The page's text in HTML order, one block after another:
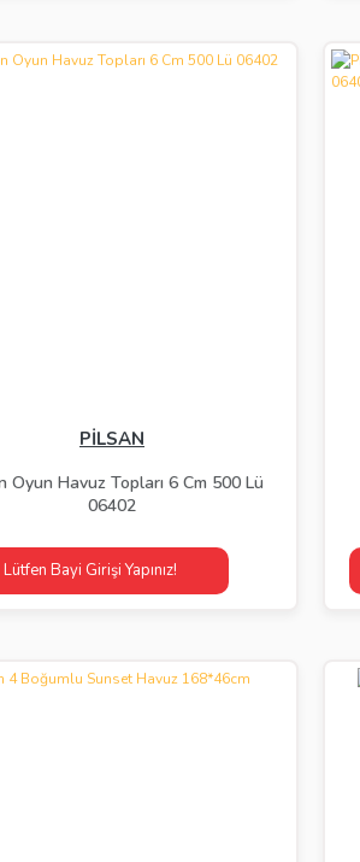
PİLSAN
Oyun Havuz Topları 6 Cm 500 Lü
06402
Lütfen Bayi Girişi Yapınız!